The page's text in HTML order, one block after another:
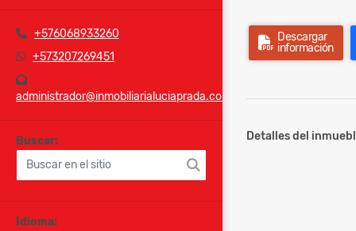
+576068933260
+573207269451
administrador@inmobiliarialuciaprada.com
Buscar:
Idioma:
Descargar
información
Detalles del